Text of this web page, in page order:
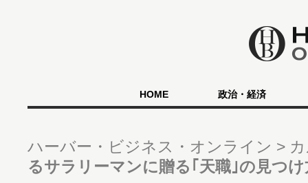
HOME 政治・経済
ハーバー・ビジネス・オンライン
るサラリーマンに贈る｢天職｣の見つけ